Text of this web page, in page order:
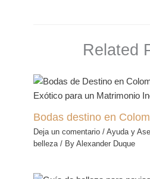
Related
Bodas destino en
Deja un comentario /Ayuda y
belleza/ ByAlexander Duque